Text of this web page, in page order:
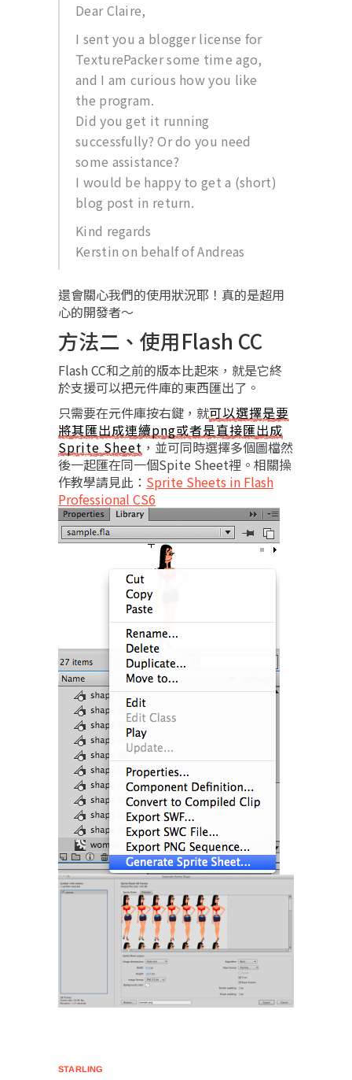
Dear Claire,
I sent you a blogger license for
TexturePacker some time ago,
and I am curious how you like
the program.
Did you get it running
successfully? Or do you need
some assistance?
I would be happy to get a (short)
blog post in return.
Kind regards
Kerstin on behalf of Andreas
還會關心我們的使用狀況耶！真的是超用
心的開發者～
方法二、使用Flash CC
Flash CC和之前的版本比起來，就是它終
於支援可以把元件庫的東西匯出了。
只需要在元件庫按右鍵，就可以選擇是要
將其匯出成連續png或者是直接匯出成
Sprite Sheet ，並可同時選擇多個圖檔然
後一起匯在同一個Spite Sheet裡。相關操
作教學請見此： Sprite Sheets in Flash
Professional CS6
STARLING